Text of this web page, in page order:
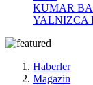
KUMAR
YALNIZCA
Haberler
Magazin